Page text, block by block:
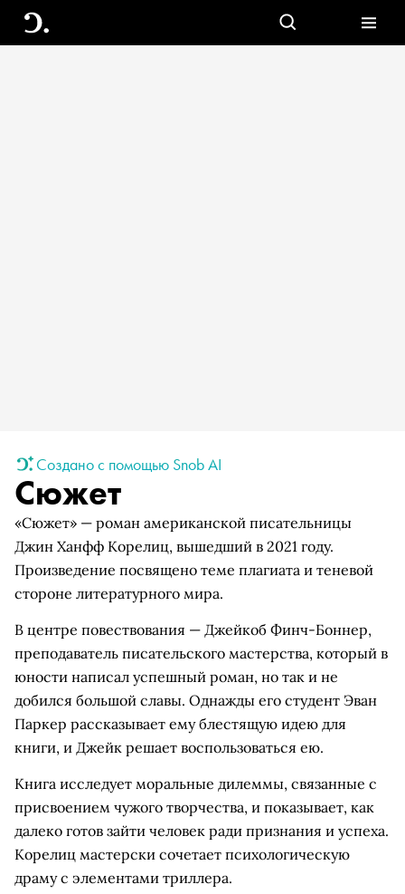
Создано с помощью Snob AI
Сюжет
«Сюжет» — роман американской писательницы
Джин Ханфф Корелиц, вышедший в 2021 году.
Произведение посвящено теме плагиата и теневой
стороне литературного мира.
В центре повествования — Джейкоб Финч-Боннер,
преподаватель писательского мастерства, который в
юности написал успешный роман, но так и не
добился большой славы. Однажды его студент Эван
Паркер рассказывает ему блестящую идею для
книги, и Джейк решает воспользоваться ею.
Книга исследует моральные дилеммы, связанные с
присвоением чужого творчества, и показывает, как
далеко готов зайти человек ради признания и успеха.
Корелиц мастерски сочетает психологическую
драму с элементами триллера.